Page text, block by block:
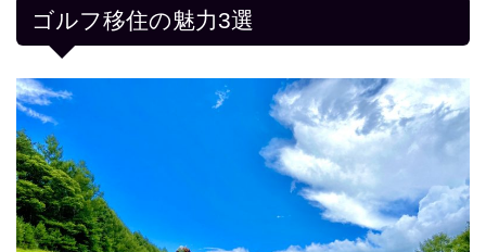
ゴルフ移住の魅力3選